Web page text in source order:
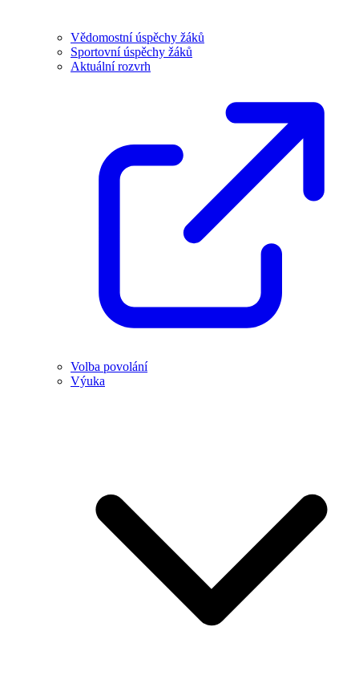
Vědomostní úspěchy žáků
Sportovní úspěchy žáků
Aktuální rozvrh
Volba povolání
Výuka